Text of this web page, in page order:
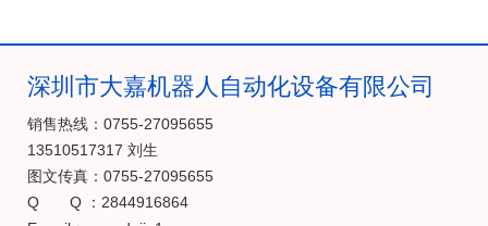
深圳市大嘉机器人自动化设备有限公司
销售热线：0755-27095655
13510517317 刘生
图文传真：0755-27095655
Q Q ：2844916864